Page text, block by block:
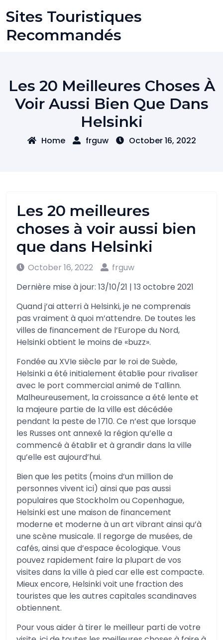
to
content
Sites Touristiques
Recommandés
Les 20 Meilleures Choses À
Voir Aussi Bien Que Dans
Helsinki
Home frguw October 16, 2022
Les 20 meilleures
choses à voir aussi bien
que dans Helsinki
October 16, 2022
frguw
Dernière mise à jour: 13/10/21 | 13 octobre 2021
Quand j’ai atterri à Helsinki, je ne comprenais
pas vraiment à quoi m’attendre. De toutes les
villes de financement de l’Europe du Nord,
Helsinki obtient le moins de «buzz».
Fondée au XVIe siècle par le roi de Suède,
Helsinki a été initialement établie pour rivaliser
avec le port commercial animé de Tallinn.
Malheureusement, la croissance a été lente et
la majeure partie de la ville est décédée
pendant la peste de 1710. Ce n’est que lorsque
les Russes ont annexé la région qu’elle a
commencé à établir et à grandir dans la ville
qu’elle est aujourd’hui.
Bien que les petits (moins d’un million de
personnes vivent ici) ainsi que pas aussi
populaires que Stockholm ou Copenhague,
Helsinki est une maison de financement
moderne et moderne à un art vibrant ainsi qu’à
une scène musicale. Il regorge de musées, de
cafés, ainsi que d’espace écologique. Vous
pouvez rapidement faire la plupart de vos
visites dans la ville à pied car elle est compacte.
Mieux encore, Helsinki voit une fraction des
touristes que les autres capitales scandinaves
obtiennent.
Pour vous aider à tirer le meilleur parti de votre